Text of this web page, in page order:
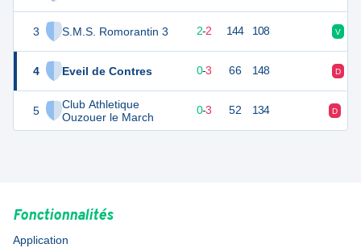
3 S.M.S. Romorantin 3
4 Eveil de Contres
5
Club Athletique
Ouzouer le March
8 2-2 144 108 V
5 0-3 66 148 D
5 0-3 52 134 D
Fonctionnalités
Application